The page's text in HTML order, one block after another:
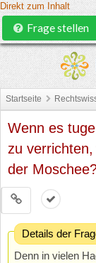
Direkt zum Inhalt
Frage stellen
Startseite
Wenn es
zu
der
Details der
Denn in vielen